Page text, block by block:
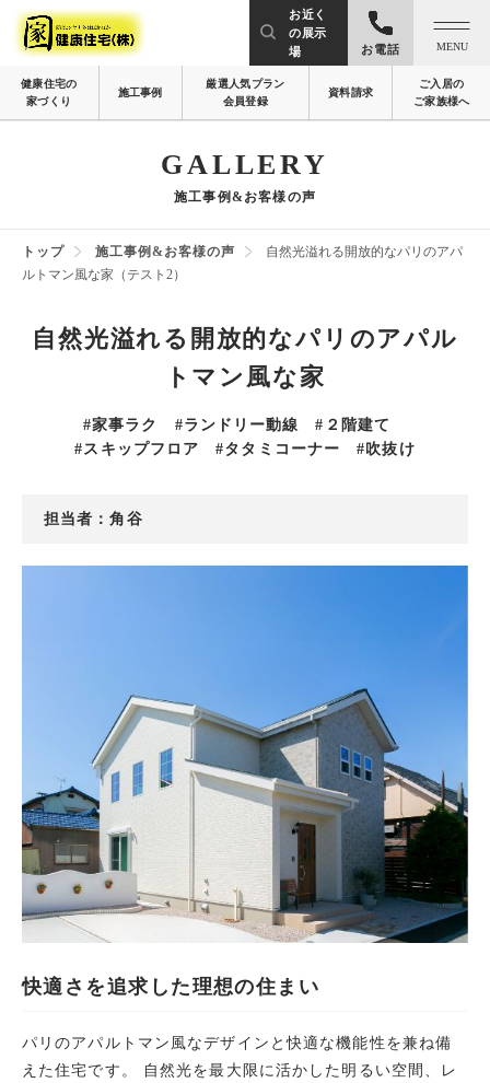
お近く
の展示
場
お電話 MENU
健康住宅の
家づくり
施工事例
厳選人気プラン
会員登録
資料請求
ご入居の
ご家族様へ
GALLERY
施工事例&お客様の声
トップ 施工事例&お客様の声
自然光溢れる開放的なパリのアパ
ルトマン風な家（テスト2）
自然光溢れる開放的なパリのアパル
トマン風な家
#家事ラク #ランドリー動線
#２階建て
#スキップフロア
#タタミコーナー #吹抜け
担当者：角谷
快適さを追求した理想の住まい
パリのアパルトマン風なデザインと快適な機能性を兼ね備
えた住宅です。 自然光を最大限に活かした明るい空間、レ